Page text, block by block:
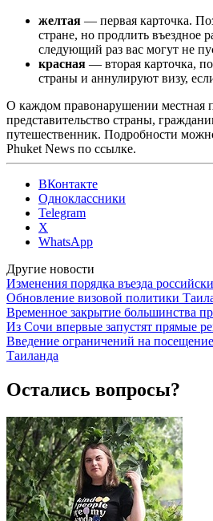
желтая — первая карточка.
стране, но продлить въездное
следующий раз вас могут не
красная — вторая карточка,
страны и аннулируют визу,
О каждом правонарушении местная
представительство страны,
путешественник. Подробности
Phuket News по ссылке.
ВКонтакте
Одноклассники
Telegram
X
WhatsApp
Другие новости
Изменения порядка въезда
Обновление визовой политики
Временное закрытие большинства
Из Сочи впервые запустят прямые
Введение ограничений на
Таиланда
Остались вопросы?